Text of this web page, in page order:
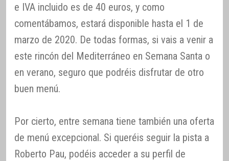
e IVA incluido es de 40 euros, y como
comentábamos, estará disponible hasta el 1 de
marzo de 2020. De todas formas, si vais a venir a
este rincón del Mediterráneo en Semana Santa o
en verano, seguro que podréis disfrutar de otro
buen menú.
Por cierto, entre semana tiene también una oferta
de menú excepcional. Si queréis seguir la pista a
Roberto Pau, podéis acceder a su perfil de